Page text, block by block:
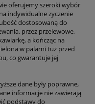
oferujemy szeroki wybór
indywidualne życzenie
dostosowaną do
przez przelewowe,
a kończąc na
w palarni tuż przed
co gwarantuje jej
dane były poprawne,
informacje nie zawierają
podstawy do